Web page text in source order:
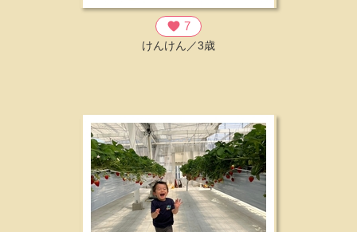
favorite 7
けんけん／3歳